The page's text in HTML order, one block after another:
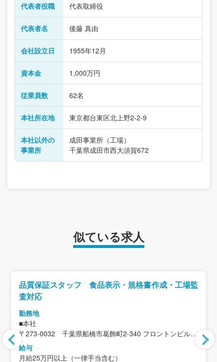
代表者役職 代表取締役
代表者名 後藤 真由
会社設立日 1955年12月
資本金 1,000万円
従業員数 62名
本社所在地 東京都台東区北上野2-2-9
本社以外の
事業所
成田事業所（工場）
千葉県成田市西大須賀672
似ている求人
品質保証スタッフ 食品表示・規格書作成・工場監
査対応
勤務地
■本社
〒273-0032 千葉県船橋市葛飾町2-340 フロントンビル
6F
＜アクセス＞
給与
月給25万円以上（一律手当含む）